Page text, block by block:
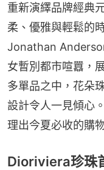
重新演繹品牌經典
柔、優雅與輕鬆的
Jonathan
女暫別都市喧囂，
多單品之中，花朵
設計令人一見傾心
理出今夏必收的購
Dioriviera珍珠